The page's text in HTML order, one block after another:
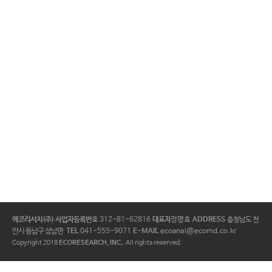
에코리서치(주) 사업자등록번호312-81-62816 대표자정명효 ADDRESS 충청남도 천
안시 동남구 성남면 TEL041-555-9071 E-MAILecoanal@ecomd.co.kr
Copyright 2018 ECORESEARCH, INC.. All rights reserved.